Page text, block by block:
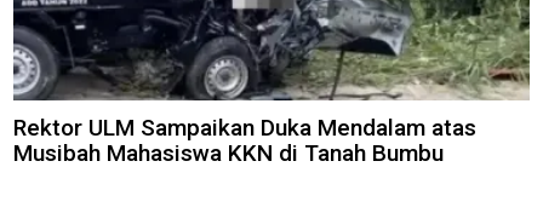
Rektor ULM Sampaikan Duka Mendalam atas
Musibah Mahasiswa KKN di Tanah Bumbu